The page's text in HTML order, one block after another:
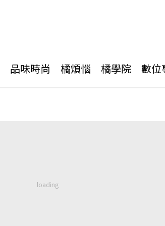
品味時尚 橘煩惱 橘學院 數位